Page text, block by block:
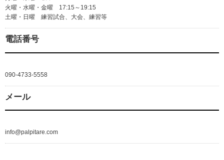
火曜・水曜・金曜 17:15～19:15
土曜・日曜 練習試合、大会、練習等
電話番号
090-4733-5558
メール
info@palpitare.com